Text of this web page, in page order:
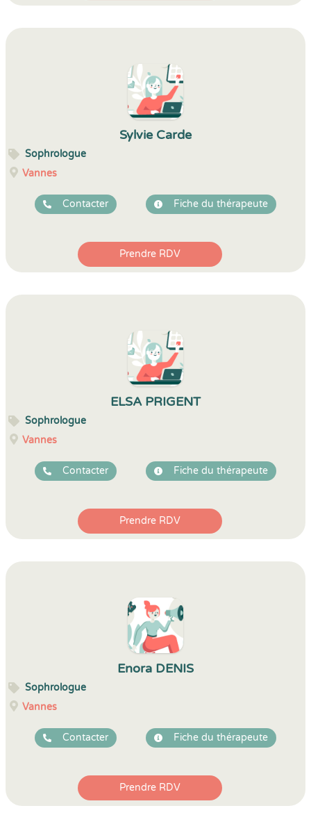
Sylvie Carde
Sophrologue
Vannes
Contacter Fiche du thérapeute
Prendre RDV
ELSA PRIGENT
Sophrologue
Vannes
Contacter Fiche du thérapeute
Prendre RDV
Enora DENIS
Sophrologue
Vannes
Contacter Fiche du thérapeute
Prendre RDV